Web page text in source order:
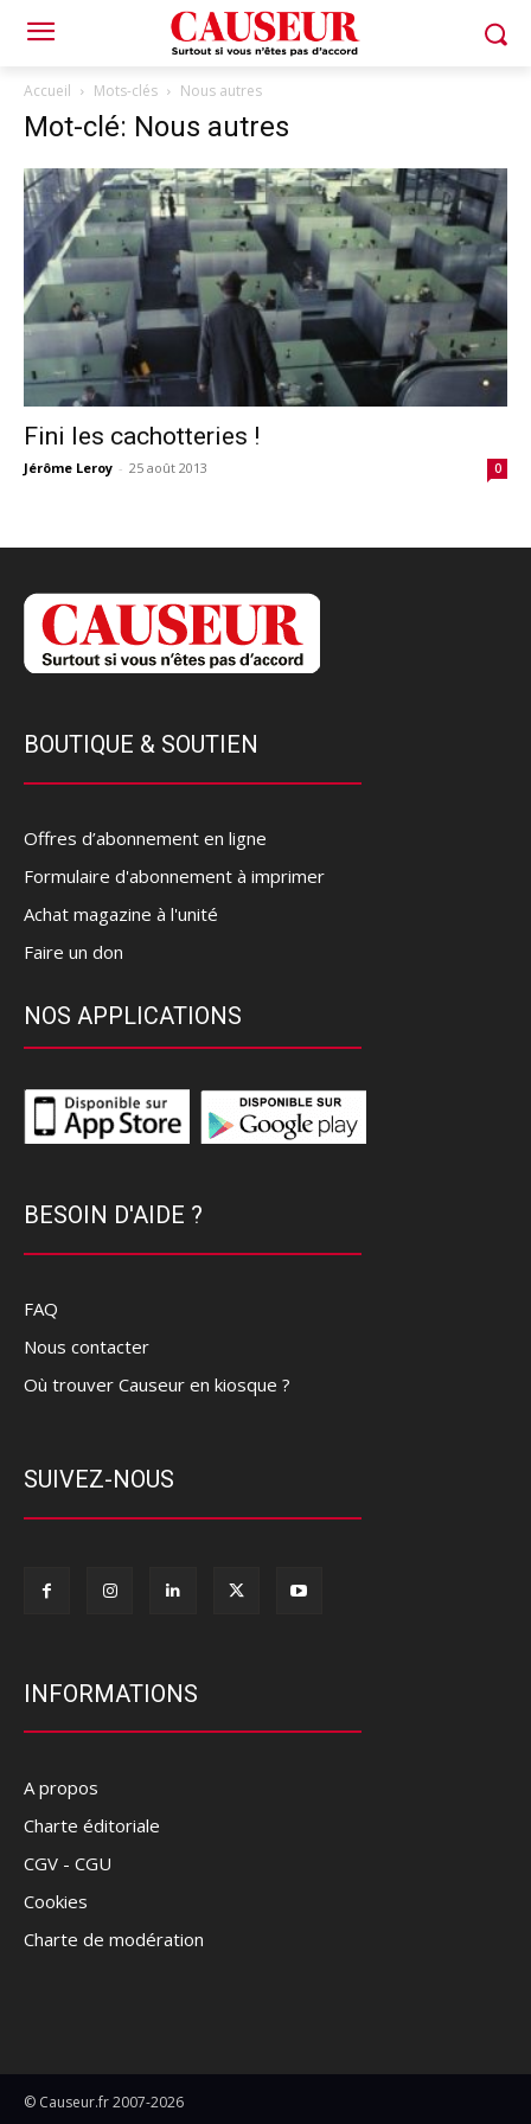
Accueil Mots-clés Nous autres
Mot-clé: Nous autres
Fini les cachotteries !
Jérôme Leroy - 25 août 2013 0
BOUTIQUE & SOUTIEN
Offres d’abonnement en ligne
Formulaire d'abonnement à imprimer
Achat magazine à l'unité
Faire un don
NOS APPLICATIONS
BESOIN D'AIDE ?
FAQ
Nous contacter
Où trouver Causeur en kiosque ?
SUIVEZ-NOUS
INFORMATIONS
A propos
Charte éditoriale
CGV - CGU
Cookies
Charte de modération
© Causeur.fr 2007-2026